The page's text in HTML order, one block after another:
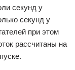
секунд у
секунд у
при этом
рассчитаны на